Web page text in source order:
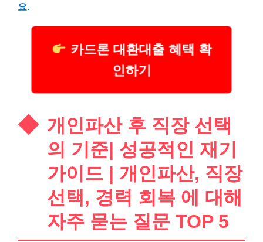
요.
카드론 대환대출 혜택 확
인하기
개인파산 후 직장 선택
의 기준| 성공적인 재기
가이드 | 개인파산, 직장
선택, 경력 회복 에 대해
자주 묻는 질문 TOP 5